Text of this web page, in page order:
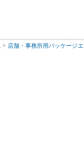
店舗・事務所用パッケージ